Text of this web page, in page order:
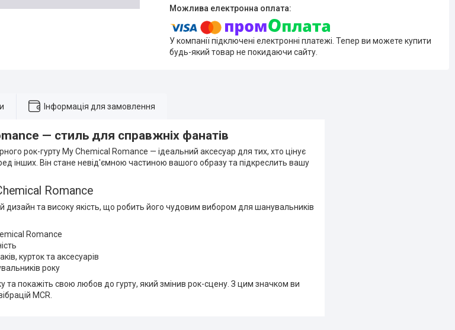
У компанії підключені електронні платежі. Тепер ви можете купити
будь-який товар не покидаючи сайту.
Інформація для замовлення
— стиль для справжніх фанатів
рок-гурту My Chemical Romance — ідеальний аксесуар для тих, хто цінує
інших. Він стане невід'ємною частиною вашого образу та підкреслить вашу
Romance
дизайн та високу якість, що робить його чудовим вибором для шанувальників
Romance
курток та аксесуарів
року
та покажіть свою любов до гурту, який змінив рок-сцену. З цим значком ви
MCR.